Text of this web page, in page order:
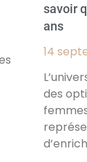
savoir
ans
14
des